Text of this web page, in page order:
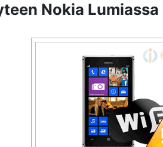
Nokia Lumiassa